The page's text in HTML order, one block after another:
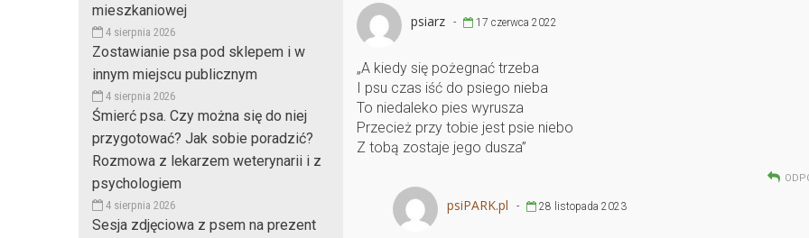
mieszkaniowej
4 sierpnia 2026
Zostawianie psa pod sklepem i w
innym miejscu publicznym
4 sierpnia 2026
Śmierć psa. Czy można się do niej
przygotować? Jak sobie poradzić?
Rozmowa z lekarzem weterynarii i z
psychologiem
4 sierpnia 2026
Sesja zdjęciowa z psem na prezent
psiarz - 17 czerwca 2022
„A kiedy się pożegnać trzeba
I psu czas iść do psiego nieba
To niedaleko pies wyrusza
Przecież przy tobie jest psie niebo
Z tobą zostaje jego dusza”
psiPARK.pl - 28 listopada 2023